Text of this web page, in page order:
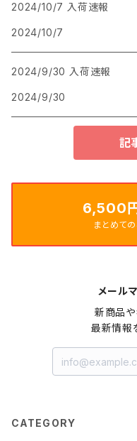
2024/10/7 入荷速報
2024/10/7
2024/9/30 入荷速報
2024/9/30
記
6,500
まとめて
メール
新商品や
最新情報
CATEGORY